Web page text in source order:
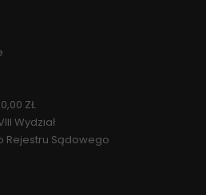
ZŁ
Wydział
Rejestru Sądowego